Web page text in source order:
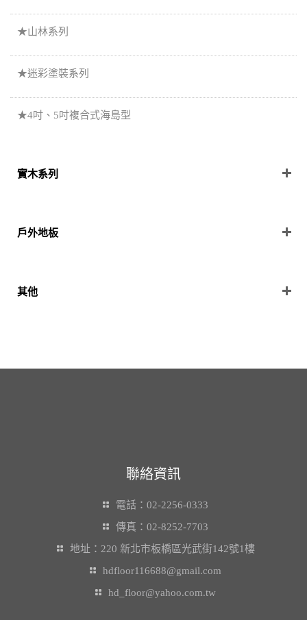
★山林系列
★迷彩塗裝系列
★4吋、5吋複合式海島型
實木系列
戶外地板
其他
聯絡資訊
電話：02-2256-0333
傳真：02-8252-7703
地址：220 新北市板橋區光武街142號1樓
hdfloor116688@gmail.com
hd_floor@yahoo.com.tw